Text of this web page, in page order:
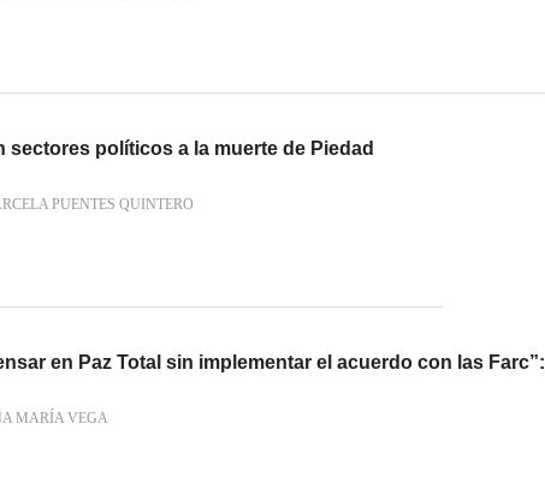
sectores políticos a la muerte de Piedad
PUENTES QUINTERO
en Paz Total sin implementar el acuerdo con las Farc”:
MARÍA VEGA